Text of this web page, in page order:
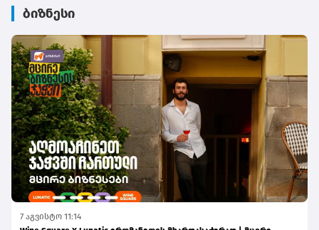
ბიზნესი
7 აგვისტო 11:14